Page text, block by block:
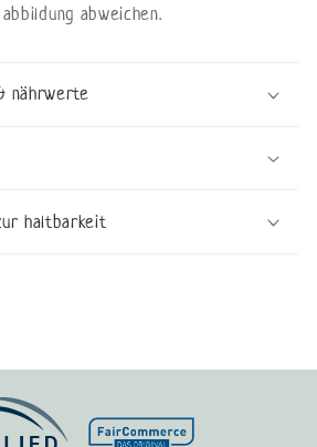
abweichen.
nährwerte
haltbarkeit